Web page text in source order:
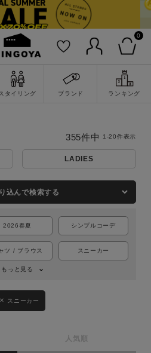
0
タイリング ブランド ランキング
詳細検索
LADIES
込んで検索する
2026春夏 シンプルコーデ
ツ / ブラウス スニーカー
もっと見る
スニーカー
人気順
355件中 1-20件表示